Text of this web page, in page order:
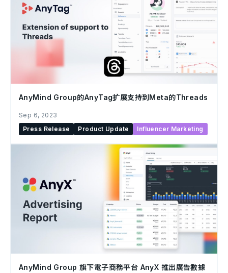
AnyMind Group的AnyTag扩展支持到Meta的Threads
Sep 6, 2023
Press Release
Product Update Influencer Marketing
AnyMind Group 旗下電子商務平台 AnyX 推出廣告數據